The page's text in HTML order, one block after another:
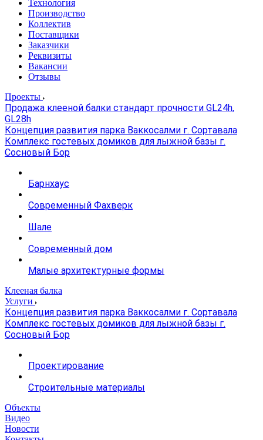
Технология
Производство
Коллектив
Поставщики
Заказчики
Реквизиты
Вакансии
Отзывы
Проекты
Продажа клееной балки стандарт прочности GL24h,
GL28h
Концепция развития парка Ваккосалми г. Сортавала
Комплекс гостевых домиков для лыжной базы г.
Сосновый Бор
Барнхаус
Современный Фахверк
Шале
Современный дом
Малые архитектурные формы
Клееная балка
Услуги
Концепция развития парка Ваккосалми г. Сортавала
Комплекс гостевых домиков для лыжной базы г.
Сосновый Бор
Проектирование
Строительные материалы
Объекты
Видео
Новости